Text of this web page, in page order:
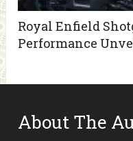
Royal Enfield
Performance
About The